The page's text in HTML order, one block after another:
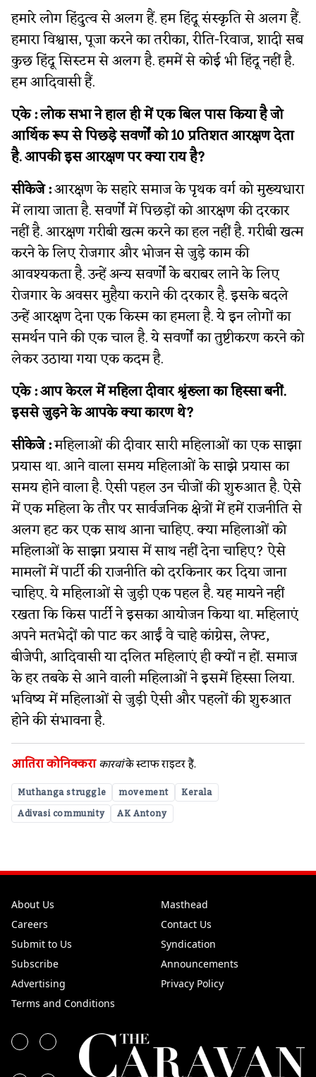
हमारे लोग हिंदुत्व से अलग हैं. हम हिंदू संस्कृति से अलग हैं.
हमारा विश्वास, पूजा करने का तरीका, रीति-रिवाज, शादी सब
कुछ हिंदू सिस्टम से अलग है. हममें से कोई भी हिंदू नहीं है.
हम आदिवासी हैं.
एके :लोक सभा ने हाल ही में एक बिल पास किया है जो
आर्थिक रूप से पिछड़े सवर्णों को 10 प्रतिशत आरक्षण देता
है. आपकी इस आरक्षण पर क्या राय है?
सीकेजे :आरक्षण के सहारे समाज के पृथक वर्ग को मुख्यधारा
में लाया जाता है. सवर्णों में पिछड़ों को आरक्षण की दरकार
नहीं है. आरक्षण गरीबी खत्म करने का हल नहीं है. गरीबी खत्म
करने के लिए रोजगार और भोजन से जुड़े काम की
आवश्यकता है. उन्हें अन्य सवर्णों के बराबर लाने के लिए
रोजगार के अवसर मुहैया कराने की दरकार है. इसके बदले
उन्हें आरक्षण देना एक किस्म का हमला है. ये इन लोगों का
समर्थन पाने की एक चाल है. ये सवर्णों का तुष्टीकरण करने को
लेकर उठाया गया एक कदम है.
एके :आप केरल में महिला दीवार श्रृंख्ला का हिस्सा बनीं.
इससे जुड़ने के आपके क्या कारण थे?
सीकेजे :महिलाओं की दीवार सारी महिलाओं का एक साझा
प्रयास था. आने वाला समय महिलाओं के साझे प्रयास का
समय होने वाला है. ऐसी पहल उन चीजों की शुरुआत है. ऐसे
में एक महिला के तौर पर सार्वजनिक क्षेत्रों में हमें राजनीति से
अलग हट कर एक साथ आना चाहिए. क्या महिलाओं को
महिलाओं के साझा प्रयास में साथ नहीं देना चाहिए? ऐसे
मामलों में पार्टी की राजनीति को दरकिनार कर दिया जाना
चाहिए. ये महिलाओं से जुड़ी एक पहल है. यह मायने नहीं
रखता कि किस पार्टी ने इसका आयोजन किया था. महिलाएं
अपने मतभेदों को पाट कर आईं वे चाहे कांग्रेस, लेफ्ट,
बीजेपी, आदिवासी या दलित महिलाएं ही क्यों न हों. समाज
के हर तबके से आने वाली महिलाओं ने इसमें हिस्सा लिया.
भविष्य में महिलाओं से जुड़ी ऐसी और पहलों की शुरुआत
होने की संभावना है.
आतिरा कोनिक्कराकारवांके स्‍टाफ राइटर हैं.
Muthanga struggle movement
Kerala
Adivasi community
AK Antony
About Us
Masthead
Careers
Contact Us
Submit to Us
Syndication
Subscribe
Announcements
Advertising
Privacy Policy
Terms and Conditions